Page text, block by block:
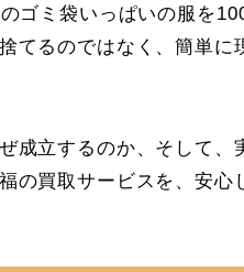
ゴミ袋いっぱいの服を
てるのではなく、簡単に
成立するのか、そして
の買取サービスを、安心